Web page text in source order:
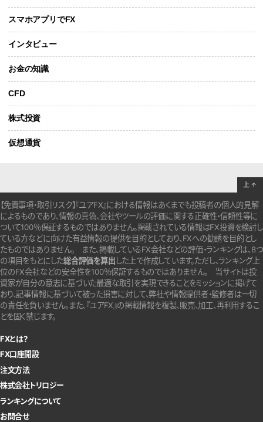
スマホアプリでFX
インタビュー
お金の知識
CFD
株式投資
仮想通貨
【免責事項・取引リスク】『ユアFX』における情報はあくまでも投稿者の個人的見解
によるものであり、情報の真偽、会社やツールの評価に関する正確性・信頼性等に
ついて100％保証するものではありません。掲載されている情報はFX投資を検討し
ている方などに向けた有益情報の提供を目的としており、FXへの勧誘を目的とし
たものではありません。 また、掲載しているFX会社などの評価・ランキングは、8つ
の項目をもとにした総合評価を算出した上で作成しています。ただし、ランキング上
位のFX会社などの安全性を100％保証するものではありません。
当サイトは投
資家が自分の意志に基づいた最適な取引を実現できることをミッションに掲げて
おり、記事情報に基づいて被った損害に対して、弊社や情報提供者・監修者は一切
の責任を負いません。また、『ユアFX』の掲載情報を複製、販売、加工、再利用するこ
とを固く禁じます。
FXとは？
FX口座開設
注文方法
株式会社トリロジー
ランキングについて
お問合せ
上 ↑